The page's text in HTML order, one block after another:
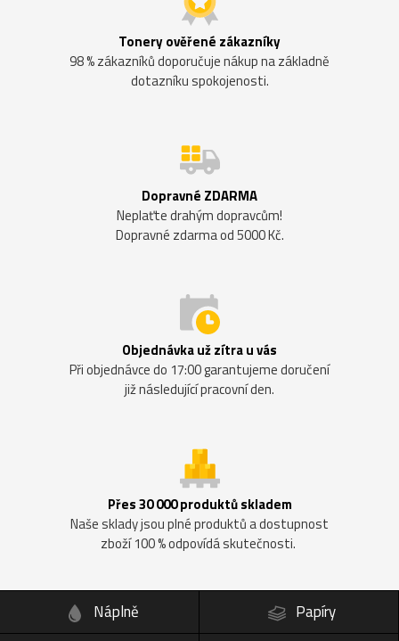
Tonery ověřené zákazníky
98 % zákazníků doporučuje nákup na základně
dotazníku spokojenosti.
Dopravné ZDARMA
Neplaťte drahým dopravcům!
Dopravné zdarma od 5000 Kč.
Objednávka už zítra u vás
Při objednávce do 17:00 garantujeme doručení
již následující pracovní den.
Přes 30 000 produktů skladem
Naše sklady jsou plné produktů a dostupnost
zboží 100 % odpovídá skutečnosti.
Náplně
Papíry